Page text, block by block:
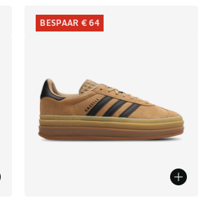
BESPAAR € 64